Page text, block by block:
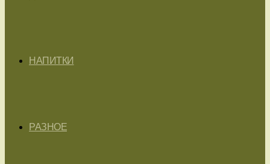
НАПИТКИ
РАЗНОЕ